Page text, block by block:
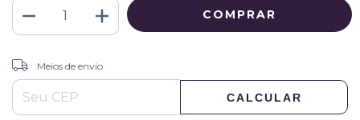
Entregas para o CEP:
Meios de envio
CALCULAR